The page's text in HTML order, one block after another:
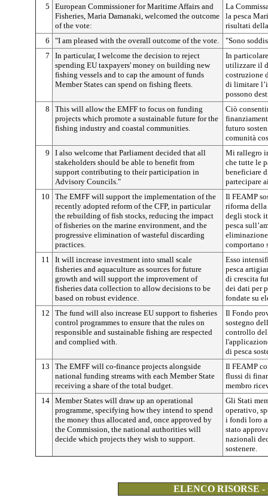
5
European Commissioner for Maritime Affairs and
Fisheries, Maria Damanaki, welcomed the outcome
of the vote:
La
la pesca
risultati
6
"I am pleased with the overall outcome of the vote.
"Sono
7
In particular, I welcome the decision to reject
spending EU taxpayers' money on building new
fishing vessels and to cap the amount of funds
Member States can spend on fishing fleets.
In
utilizzare il
costruzione
di limitare
possono
8
This will allow the EMFF to focus on funding
projects which promote a sustainable future for the
fishing industry and coastal communities.
Ciò
futuro
comunità
9
I also welcome that Parliament decided that all
stakeholders should be able to benefit from
support contributing to their participation in
Advisory Councils."
Mi rallegro
che tutte le
beneficiare
partecipare
10
The EMFF will support the implementation of the
recently adopted reform of the CFP, in particular
the rebuilding of fish stocks, reducing the impact
of fisheries on the marine environment, and the
progressive elimination of wasteful discarding
practices.
Il FEAMP
riforma
degli stock
pesca
comportano
11
It will increase investment into small scale
fisheries and aquaculture as sources for future
growth and will support the improvement of
fisheries data collection to allow decisions to be
based on robust evidence.
Esso
pesca
di crescita
dei dati per
fondate su
12
The fund will also increase EU support to fisheries
control programmes to ensure that the rules on
responsible and sustainable fishing are respected
and complied with.
Il Fondo
sostegno
controllo
di pesca
13
The EMFF will co-finance projects alongside
national funding streams with each Member State
receiving a share of the total budget.
Il FEAMP
flussi di
membro
14 Member States will draw up an operational
programme, specifying how they intend to spend
the money thus allocated and, once approved by
the Commission, the national authorities will
decide which projects they wish to support.
Gli Stati
operativo,
i fondi loro
stato
nazionali
sostenere.
ELENCO RISORSE